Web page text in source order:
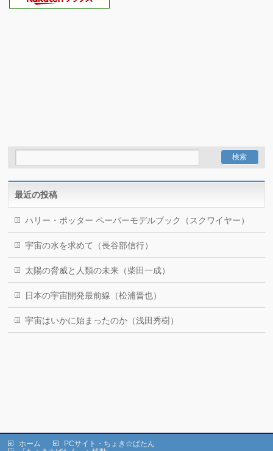
最近の投稿
ハリー・ポッター ペーパーモデルブック（スクワイヤー）
宇宙の水を求めて（長谷部信行）
太陽の脅威と人類の未来（柴田一成）
日本の宇宙開発最前線（松浦晋也）
宇宙はいかに始まったのか（浅田秀樹）
ホーム
PCサイト・ちょき☆ぱたん